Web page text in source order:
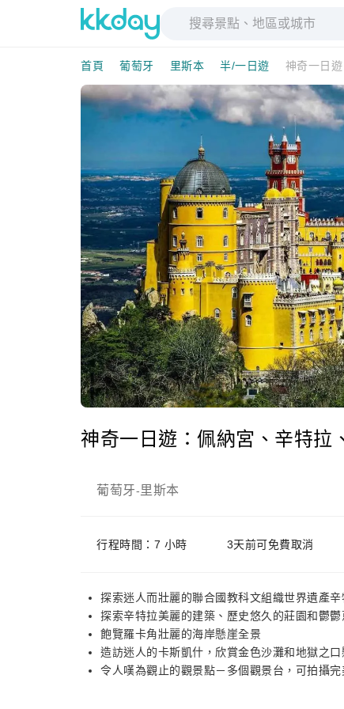
首頁 葡萄牙 里斯本 半/一日遊 神奇一日
神奇一日遊：佩納宮、辛特拉
葡萄牙-里斯本
行程時間：7 小時 3天前可免費取消
探索迷人而壯麗的聯合國教科文組織世界遺產辛
探索辛特拉美麗的建築、歷史悠久的莊園和鬱鬱
飽覽羅卡角壯麗的海岸懸崖全景
造訪迷人的卡斯凱什，欣賞金色沙灘和地獄之口
令人嘆為觀止的觀景點－多個觀景台，可拍攝完